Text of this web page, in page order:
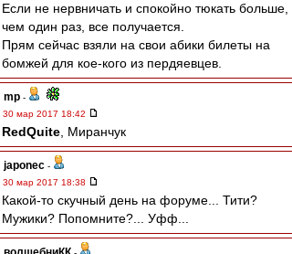
Если не нервничать и спокойно тюкать больше,
чем один раз, все получается.
Прям сейчас взяли на свои абики билеты на
бомжей для кое-кого из пердяевцев.
mp -
30 мар 2017 18:42
RedQuite , Миранчук
japonec -
30 мар 2017 18:38
Какой-то скучный день на форуме... Тити?
Мужики? Попомните?... Уфф...